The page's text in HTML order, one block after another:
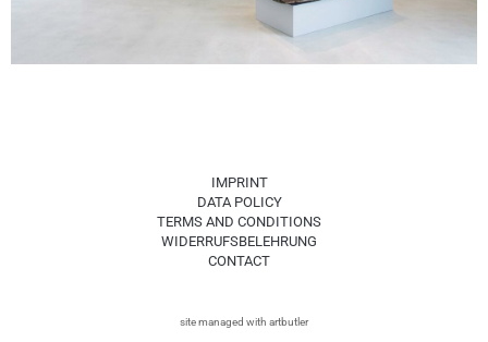
IMPRINT
DATA POLICY
TERMS AND CONDITIONS
WIDERRUFSBELEHRUNG
CONTACT
site managed with artbutler